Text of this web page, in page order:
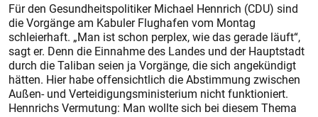
Für den Gesundheitspolitiker Michael Hennrich (CDU) sind
die Vorgänge am Kabuler Flughafen vom Montag
schleierhaft. „Man ist schon perplex, wie das gerade läuft“,
sagt er. Denn die Einnahme des Landes und der Hauptstadt
durch die Taliban seien ja Vorgänge, die sich angekündigt
hätten. Hier habe offensichtlich die Abstimmung zwischen
Außen- und Verteidigungsministerium nicht funktioniert.
Hennrichs Vermutung: Man wollte sich bei diesem Thema